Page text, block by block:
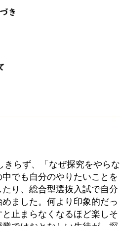
らず、「なぜ探究をやらな
でも自分のやりたいことを
り、総合型選抜入試で自分
ました。何より印象的だっ
止まらなくなるほど楽しそ